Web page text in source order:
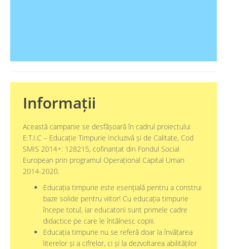
Informații
Această campanie se desfășoară în cadrul proiectului
E.T.I.C – Educație Timpurie Incluzivă și de Calitate, Cod
SMIS 2014+: 128215, cofinanțat din Fondul Social
European prin programul Operațional Capital Uman
2014-2020.
Educația timpurie este esențială pentru a construi
baze solide pentru viitor! Cu educația timpurie
începe totul, iar educatorii sunt primele cadre
didactice pe care le întâlnesc copiii.
Educația timpurie nu se referă doar la învățarea
literelor și a cifrelor, ci și la dezvoltarea abilităților